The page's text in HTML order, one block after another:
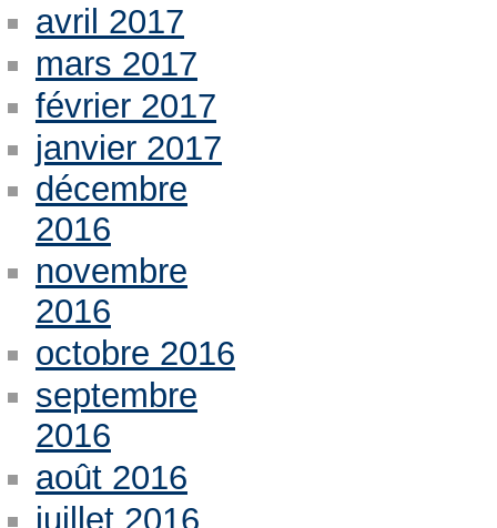
avril 2017
mars 2017
février 2017
janvier 2017
décembre
2016
novembre
2016
octobre 2016
septembre
2016
août 2016
juillet 2016